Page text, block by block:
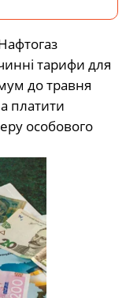
тарифи для
до травня
платити
особового